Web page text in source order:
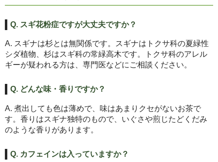
Q. スギ花粉症ですが大丈夫ですか？
A. スギナは杉とは無関係です。スギナはトクサ科の夏緑性
シダ植物、杉はスギ科の常緑高木です。トクサ科のアレル
ギーが疑われる方は、専門医などにご相談ください。
Q. どんな味・香りですか？
A. 煮出しても色は薄めで、味はあまりクセがないお茶で
す。香りはスギナ独特のもので、いぐさや煎じたどくだみ
のような香りがあります。
Q. カフェインは入っていますか？